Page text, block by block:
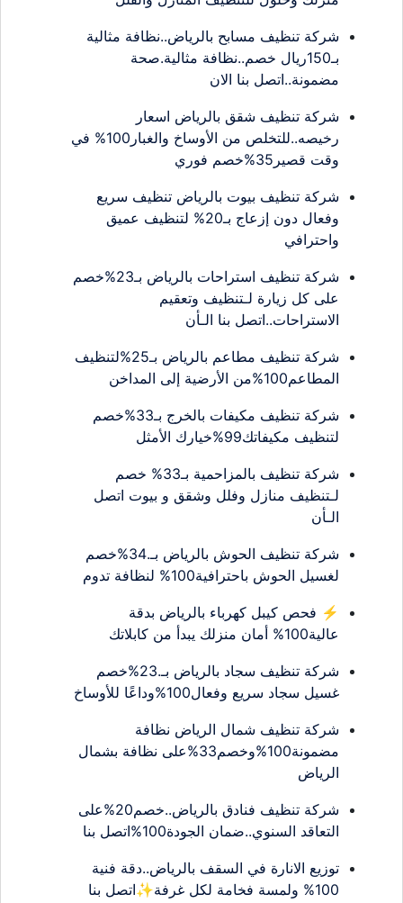
شركة تنظيف مسابح بالرياض..نظافة مثالية
بـ150ريال خصم..نظافة مثالية.صحة
مضمونة..اتصل بنا الان
شركة تنظيف شقق بالرياض اسعار
رخيصه..للتخلص من الأوساخ والغبار100% في
وقت قصير35%خصم فوري
شركة تنظيف بيوت بالرياض تنظيف سريع
وفعال دون إزعاج بـ20% لتنظيف عميق
واحترافي
شركة تنظيف استراحات بالرياض بـ23%خصم
على كل زيارة لـتنظيف وتعقيم
الاستراحات..اتصل بنا الـأن
شركة تنظيف مطاعم بالرياض بـ25%لتنظيف
شركة تنظيف مكيفات بالخرج بـ33%خصم
لتنظيف مكيفاتك99%خيارك الأمثل
شركة تنظيف بالمزاحمية بـ33% خصم
لـتنظيف منازل وفلل وشقق و بيوت اتصل
شركة تنظيف الحوش بالرياض بـ.34%خصم
لغسيل الحوش باحترافية100% لنظافة تدوم
⚡ فحص كيبل كهرباء بالرياض بدقة
شركة تنظيف سجاد بالرياض بـ.23%خصم
غسيل سجاد سريع وفعال100%وداعًا للأوساخ
شركة تنظيف شمال الرياض نظافة
مضمونة100%وخصم33%على نظافة بشمال
شركة تنظيف فنادق بالرياض..خصم20%على
التعاقد السنوي..ضمان الجودة100%اتصل بنا
توزيع الانارة في السقف بالرياض..دقة فنية
100% ولمسة فخامة لكل غرفة✨اتصل بنا